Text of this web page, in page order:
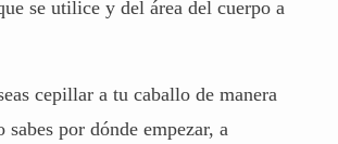
se utilice y del área del cuerpo a
cepillar a tu caballo de manera
sabes por dónde empezar, a